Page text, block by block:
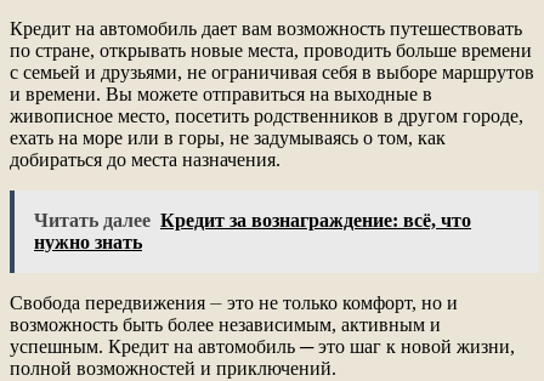
Кредит на автомобиль дает вам возможность путешествовать
по стране, открывать новые места, проводить больше времени
с семьей и друзьями, не ограничивая себя в выборе маршрутов
и времени. Вы можете отправиться на выходные в
живописное место, посетить родственников в другом городе,
ехать на море или в горы, не задумываясь о том, как
добираться до места назначения.
Читать далее Кредит за вознаграждение: всё, что
нужно знать
Свобода передвижения ⏤ это не только комфорт, но и
возможность быть более независимым, активным и
успешным. Кредит на автомобиль ─ это шаг к новой жизни,
полной возможностей и приключений.